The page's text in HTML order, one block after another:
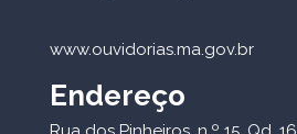
www.ouvidorias.ma.gov.br
Endereço